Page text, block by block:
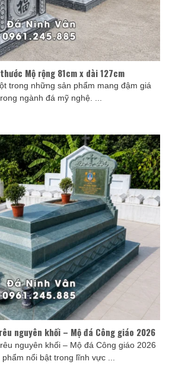
Mộ rộng 81cm x dài 127cm
trong những sản phẩm mang đậm giá
ngành đá mỹ nghệ. ...
nguyên khối – Mộ đá Công giáo 2026
nguyên khối – Mộ đá Công giáo 2026
nổi bật trong lĩnh vực ...